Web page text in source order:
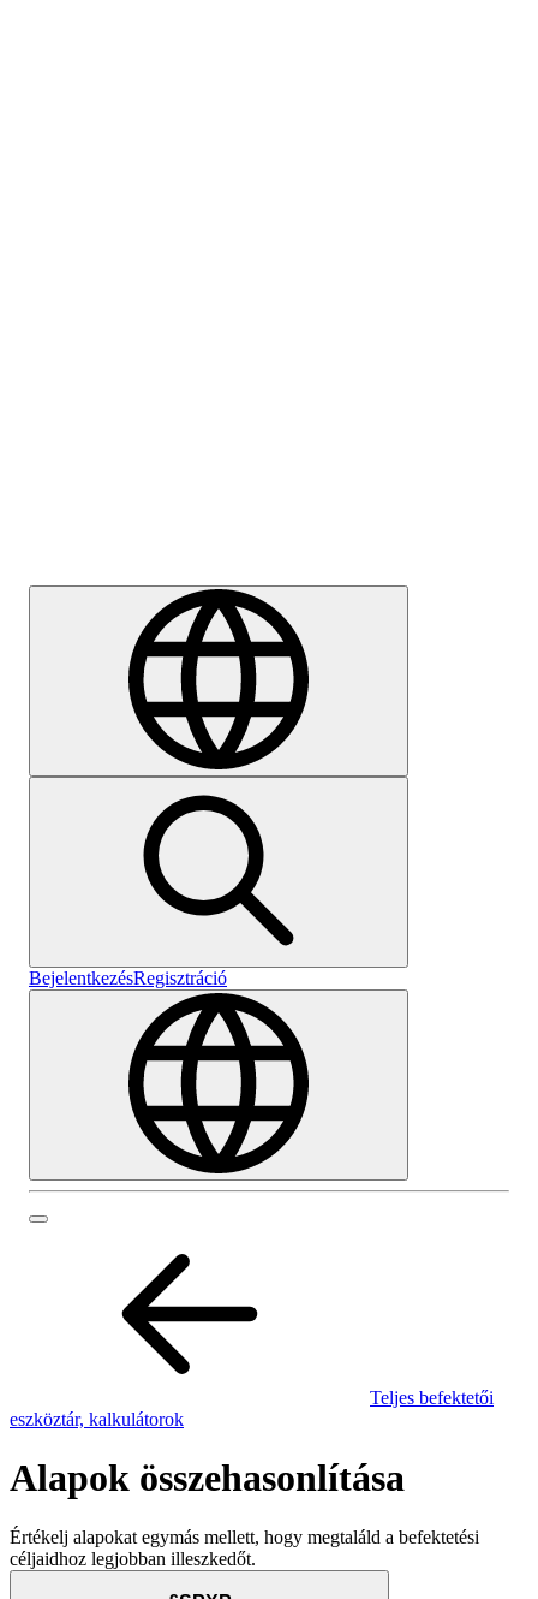
BejelentkezésRegisztráció
Teljes befektetői
eszköztár, kalkulátorok
Alapok összehasonlítása
Értékelj alapokat egymás mellett, hogy megtaláld a befektetési
céljaidhoz legjobban illeszkedőt.